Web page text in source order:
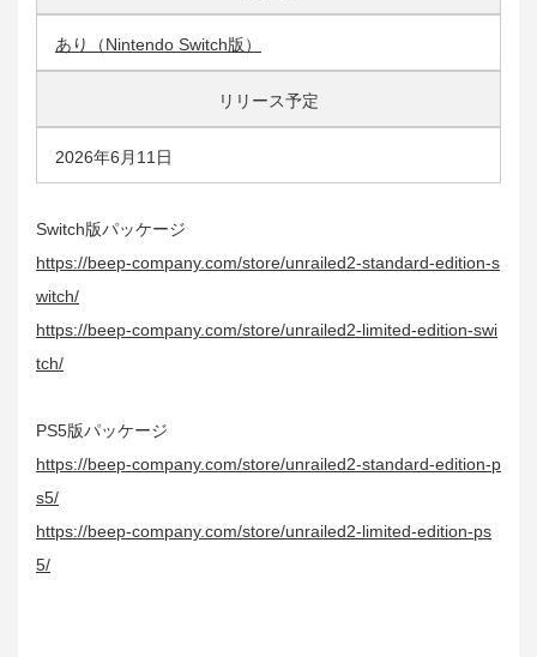
あり（Nintendo Switch版）
リリース予定
2026年6月11日
Switch版パッケージ
https://beep-company.com/store/unrailed2-standard-edition-s
witch/
https://beep-company.com/store/unrailed2-limited-edition-swi
tch/
PS5版パッケージ
https://beep-company.com/store/unrailed2-standard-edition-p
s5/
https://beep-company.com/store/unrailed2-limited-edition-ps
5/